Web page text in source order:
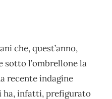
che, quest’anno,
sotto l’ombrellone la
recente indagine
ha, infatti, prefigurato